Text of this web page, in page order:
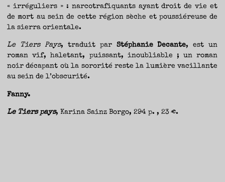
« irréguliers » : narcotrafiquants ayant droit de vie et
de mort au sein de cette région sèche et poussiéreuse de
la sierra orientale.
Le Tiers Pays, traduit par Stéphanie Decante, est un
roman vif, haletant, puissant, inoubliable ; un roman
noir décapant où la sororité reste la lumière vacillante
au sein de l’obscurité.
Fanny.
Le Tiers pays, Karina Sainz Borgo, 294 p. , 23 €.